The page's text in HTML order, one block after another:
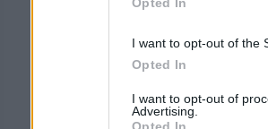
I want to opt-out of the
Opted In
I want to opt-out of
Advertising.
Opted In